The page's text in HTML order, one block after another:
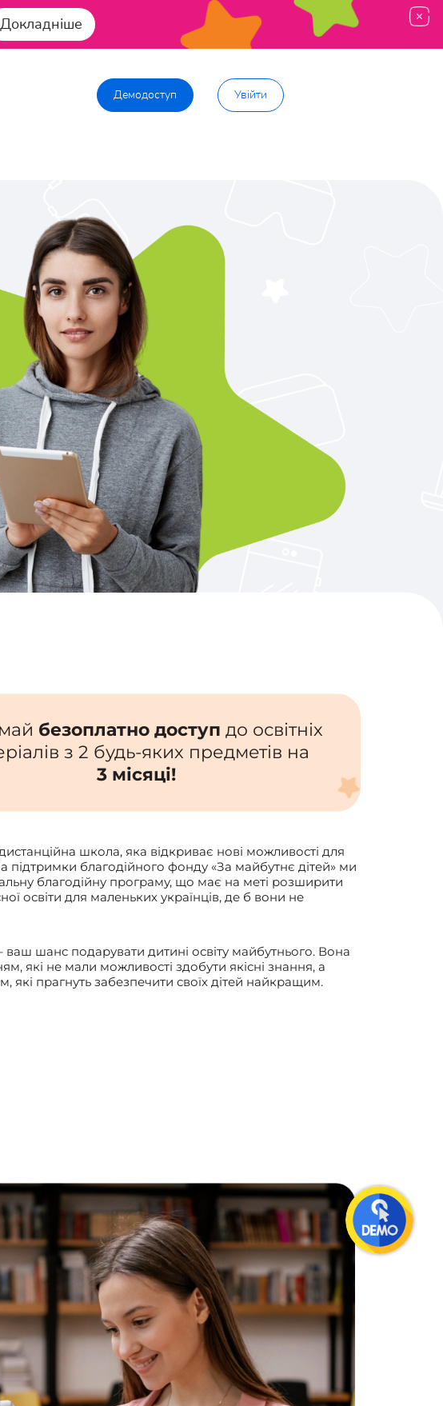
Докладніше
Демодоступ Увійти
безоплатно доступ до освітніх
з 2 будь-яких предметів на
3 місяці!
школа, яка відкриває нові можливості для
підтримки благодійного фонду «За майбутнє дітей» ми
благодійну програму, що має на меті розширити
освіти для маленьких українців, де б вони не
шанс подарувати дитині освіту майбутнього. Вона
які не мали можливості здобути якісні знання, а
які прагнуть забезпечити своїх дітей найкращим.